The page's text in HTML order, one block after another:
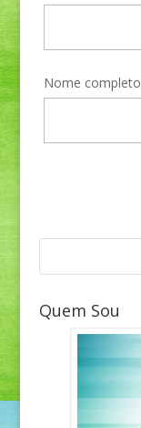
Nome completo
Quem Sou